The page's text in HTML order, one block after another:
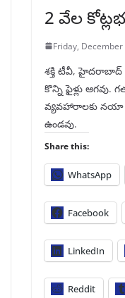
2 వేల
Friday,
శక్తి టీవీ, హైదరాబాద్‌
కొన్ని ఫైళ్లు ఆగవు.
వ్యవహారాలకు నయా
ఉండవు.
Share this:
WhatsApp
Facebook
LinkedIn
Reddit